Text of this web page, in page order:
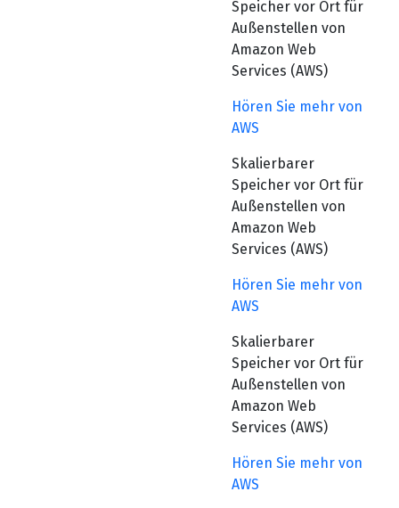
Speicher vor Ort für
Außenstellen von
Amazon Web
Services (AWS)
Hören Sie mehr von
AWS
Skalierbarer
Speicher vor Ort für
Außenstellen von
Amazon Web
Services (AWS)
Hören Sie mehr von
AWS
Skalierbarer
Speicher vor Ort für
Außenstellen von
Amazon Web
Services (AWS)
Hören Sie mehr von
AWS